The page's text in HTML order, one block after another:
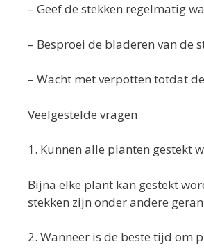
– Geef de stekken regelmatig
– Besproei de bladeren van de
– Wacht met verpotten totdat
Veelgestelde vragen
1. Kunnen alle planten gestekt
Bijna elke plant kan gestekt
stekken zijn onder andere
2. Wanneer is de beste tijd om